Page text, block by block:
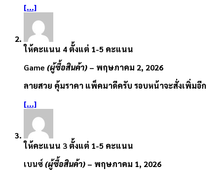
[...]
ให้คะแนน 4 ตั้งแต่ 1-5 คะแนน
Game (ผู้ซื้อสินค้า) – พฤษภาคม 2, 2026
ลายสวย คุ้มราคา แพ็คมาดีครับ รอบหน้าจะสั่งเพิ่มอีก
[...]
ให้คะแนน 3 ตั้งแต่ 1-5 คะแนน
เบนซ์(ผู้ซื้อสินค้า) – พฤษภาคม 1, 2026